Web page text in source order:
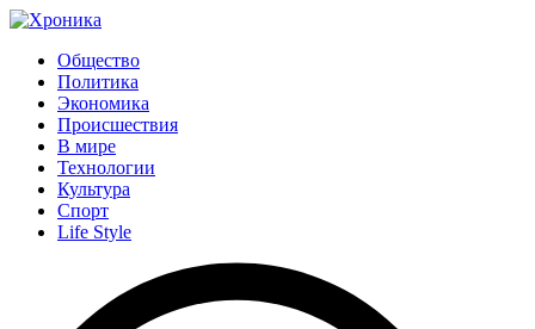
Общество
Политика
Экономика
Происшествия
В мире
Технологии
Культура
Спорт
Life Style